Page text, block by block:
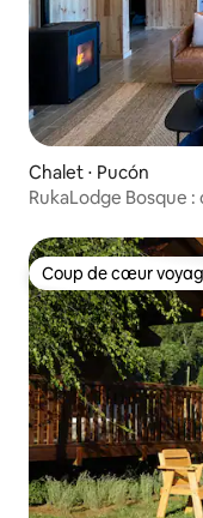
Chalet ⋅ Pucón
RukaLodge Bosque
Coup de cœur
Coup de cœur